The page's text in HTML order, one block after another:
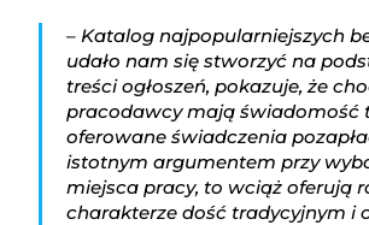
– Katalog najpopularniejszych
udało nam się stworzyć na
treści ogłoszeń, pokazuje, że
pracodawcy mają świadomość
oferowane świadczenia
istotnym argumentem przy
miejsca pracy, to wciąż oferują
charakterze dość tradycyjnym i